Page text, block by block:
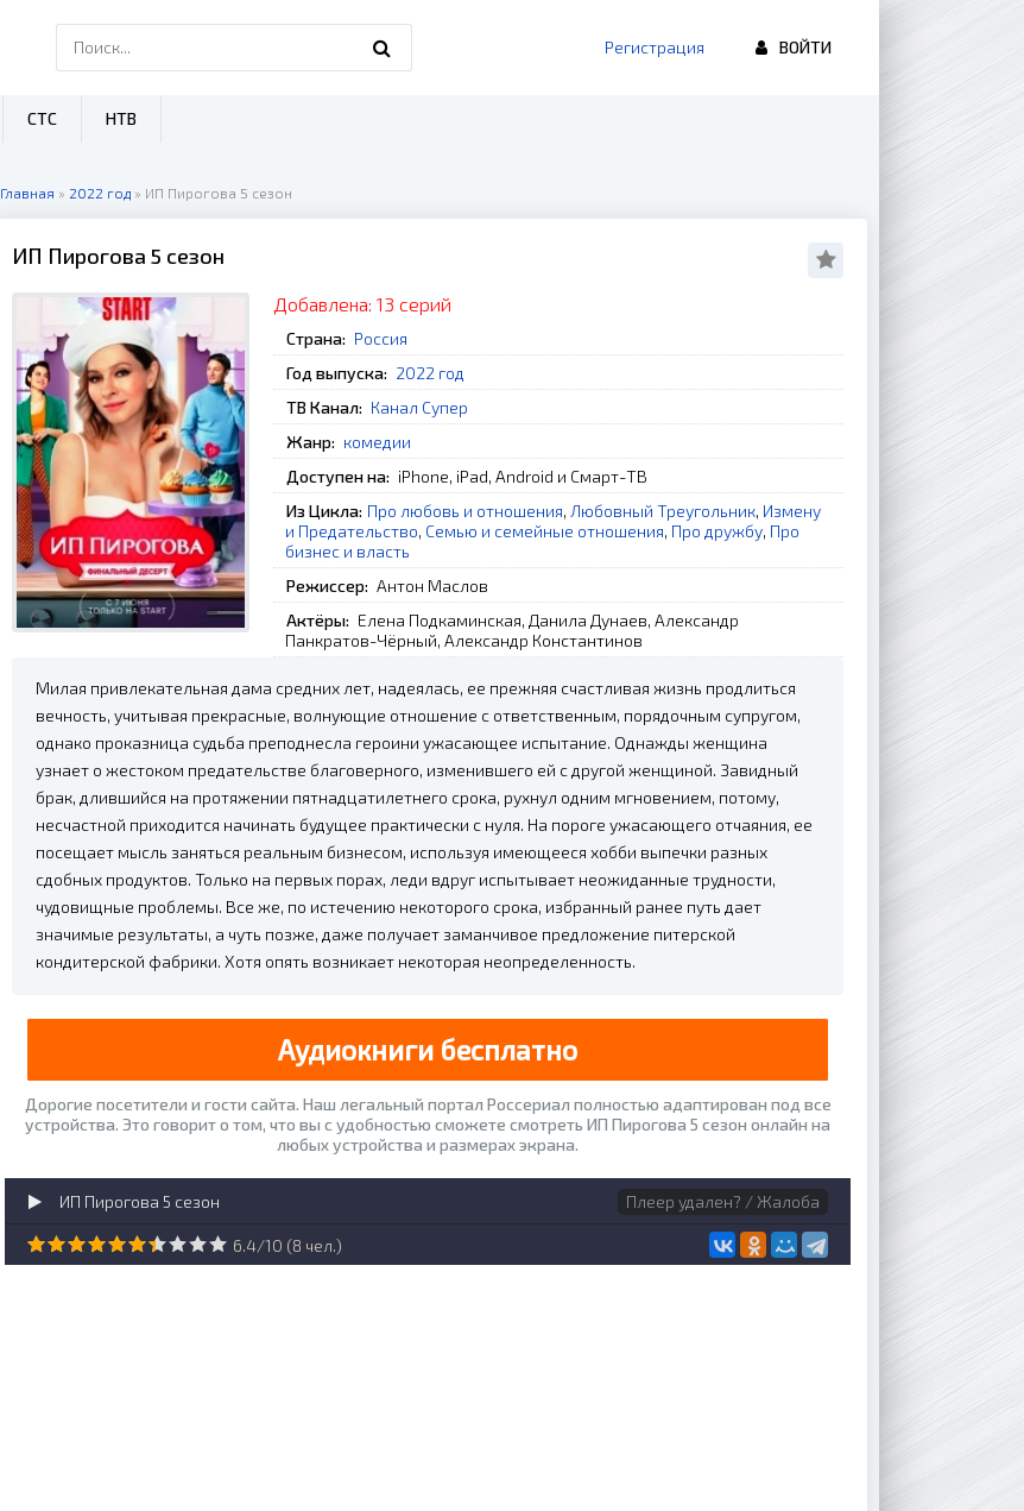
Главная » 2022 год » ИП Пирогова 5 сезон
ИП Пирогова 5 сезон
Добавлена: 13 серий
Страна: Россия
Год выпуска: 2022 год
ТВ Канал: Канал Супер
Жанр: комедии
Доступен на: iPhone, iPad, Android и Смарт-ТВ
Из Цикла: Про любовь и отношения, Любовный Треугольник, Измену
и Предательство, Семью и семейные отношения, Про дружбу, Про
бизнес и власть
Режиссер: Антон Маслов
Актёры: Елена Подкаминская, Данила Дунаев, Александр
Панкратов-Чёрный, Александр Константинов
Милая привлекательная дама средних лет, надеялась, ее прежняя счастливая жизнь продлиться
вечность, учитывая прекрасные, волнующие отношение с ответственным, порядочным супругом,
однако проказница судьба преподнесла героини ужасающее испытание. Однажды женщина
узнает о жестоком предательстве благоверного, изменившего ей с другой женщиной. Завидный
брак, длившийся на протяжении пятнадцатилетнего срока, рухнул одним мгновением, потому,
несчастной приходится начинать будущее практически с нуля. На пороге ужасающего отчаяния, ее
посещает мысль заняться реальным бизнесом, используя имеющееся хобби выпечки разных
сдобных продуктов. Только на первых порах, леди вдруг испытывает неожиданные трудности,
чудовищные проблемы. Все же, по истечению некоторого срока, избранный ранее путь дает
значимые результаты, а чуть позже, даже получает заманчивое предложение питерской
кондитерской фабрики. Хотя опять возникает некоторая неопределенность.
Аудиокниги бесплатно
Дорогие посетители и гости сайта. Наш легальный портал Россериал полностью адаптирован под все
устройства. Это говорит о том, что вы с удобностью сможете смотреть ИП Пирогова 5 сезон онлайн на
любых устройства и размерах экрана.
ИП Пирогова 5 сезон Плеер удален? / Жалоба
6.4/10 (8 чел.)
Регистрация ВОЙТИ
СТС НТВ